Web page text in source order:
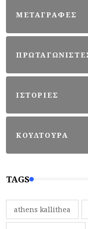
ΜΕΤΑΓΡΑΦΕΣ
ΙΣΤΟΡΙΕΣ
ΚΟΥΛΤΟΥΡΑ
TAGS
athens kallithea